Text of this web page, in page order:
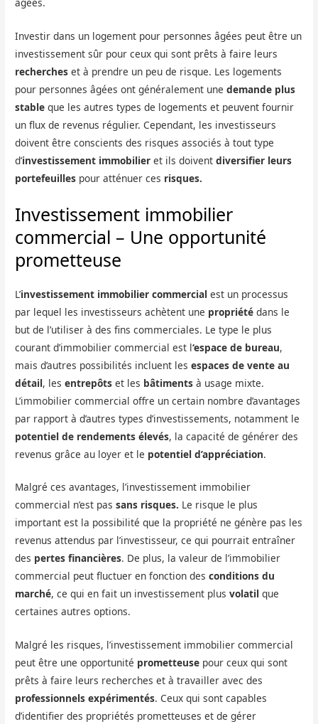
Investir dans un logement pour personnes âgées peut être un
investissement sûr pour ceux qui sont prêts à faire leurs
recherches et à prendre un peu de risque. Les logements
pour personnes âgées ont généralement unedemande plus
stable que les autres types de logements et peuvent fournir
un flux de revenus régulier. Cependant, les investisseurs
doivent être conscients des risques associés à tout type
d’investissement immobilier et ils doivent diversifier leurs
portefeuilles pour atténuer ces risques.
Investissement immobilier
commercial – Une opportunité
prometteuse
L’investissement immobilier commercial est un processus
par lequel les investisseurs achètent une propriété dans le
but de l’utiliser à des fins commerciales. Le type le plus
courant d’immobilier commercial est l‘espace de bureau,
mais d’autres possibilités incluent lesespaces de vente au
détail, lesentrepôts et les bâtiments à usage mixte.
L’immobilier commercial offre un certain nombre d’avantages
par rapport à d’autres types d’investissements, notamment le
potentiel de rendements élevés, la capacité de générer des
revenus grâce au loyer et le potentiel d’appréciation.
Malgré ces avantages, l’investissement immobilier
commercial n’est passans risques. Le risque le plus
important est la possibilité que la propriété ne génère pas les
revenus attendus par l’investisseur, ce qui pourrait entraîner
des pertes financières. De plus, la valeur de l’immobilier
commercial peut fluctuer en fonction des conditions du
marché, ce qui en fait un investissement plusvolatil que
certaines autres options.
Malgré les risques, l’investissement immobilier commercial
peut être une opportunité prometteuse pour ceux qui sont
prêts à faire leurs recherches et à travailler avec des
professionnels expérimentés. Ceux qui sont capables
d’identifier des propriétés prometteuses et de gérer